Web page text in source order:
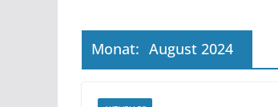
Monat: August 2024